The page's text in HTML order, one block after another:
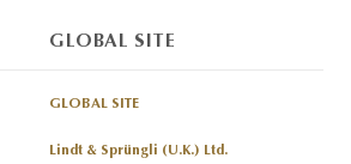
GLOBAL SITE
GLOBAL SITE
Lindt & Sprüngli (U.K.) Ltd.